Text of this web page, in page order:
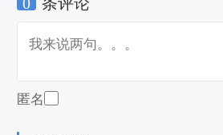
杯属于什么行业
匿名